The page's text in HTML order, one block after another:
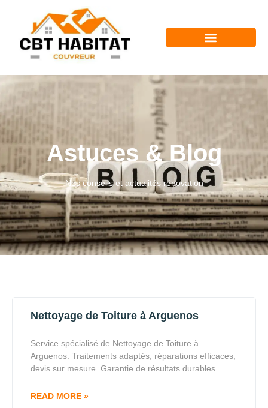
Astuces & Blog
Nos conseils et actualités rénovation
Nettoyage de Toiture à Arguenos
Service spécialisé de Nettoyage de Toiture à
Arguenos. Traitements adaptés, réparations efficaces,
devis sur mesure. Garantie de résultats durables.
READ MORE »